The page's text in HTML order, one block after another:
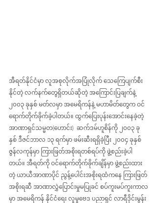
အီရတ်နိုင်ငံမှာ လူအစုလိုက်အပြုံလိုက် သေကြေပျက်စီး
နိုင်တဲ့ လက်နက်တွေရှိတယ်ဆိုတဲ့ အကြောင်းပြချက်နဲ့
၂၀၀၃ ခုနှစ် မတ်လမှာ အမေရိကန်နဲ့ မဟာမိတ်တွေက ဝင်
ရောက်တိုက်ခိုက်ခဲ့ပါတယ်။ ထွက်ပြေးပုန်းအောင်းနေခဲ့တဲ့
အာဏာရှင်သမ္မတ(ဟောင်း)  ဆက်ဒမ်ဟူစိန်ကို ၂၀၀၃ ခု
နှစ် ဒီဇင်ဘာလ ၁၃ ရက်မှာ ဖမ်းဆီးရရှိခဲ့ပြီး ၂၀၀၄ ခုနှစ်
ဇွန်လကုန်မှာ ကြားဖြတ်အစိုးရတစ်ရပ်ကို ဖွဲ့စည်းခဲ့ပါ
တယ်။ အီရတ်ကို ဝင်ရောက်တိုက်ခိုက်ချိန်မှာ ဖွဲ့စည်းထား
တဲ့ ယာယီအာဏာပိုင် ညွန့်ပေါင်းအစိုးရထံကနေ ကြားဖြတ်
အစိုးရဆီ အာဏာလွှဲပြောင်းမှုမပြုခင် စပ်ကူးမပ်ကူးကာလ
မှာ အမေရိကန် နိုင်ငံရေး လူမှုဗေဒ ပညာရှင် လာရီဒိုင်းမွန်း